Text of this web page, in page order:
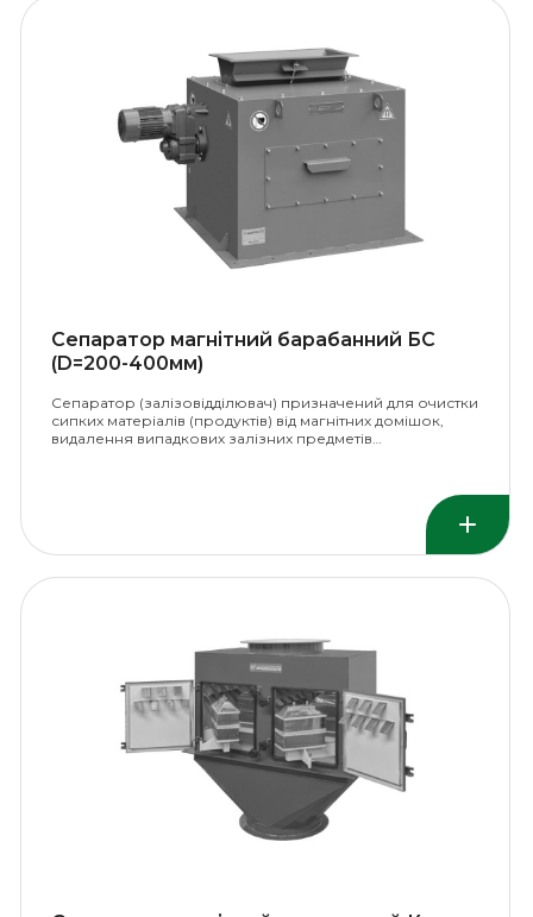
Сепаратор магнітний барабанний БС
(D=200-400мм)
Сепаратор (залізовідділювач) призначений для очистки
сипких матеріалів (продуктів) від магнітних домішок,
видалення випадкових залізних предметів…